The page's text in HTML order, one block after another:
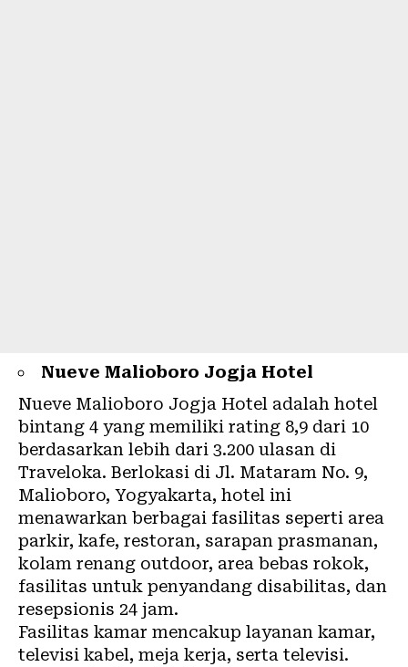
Nueve Malioboro Jogja Hotel
Nueve Malioboro Jogja Hotel adalah hotel
bintang 4 yang memiliki rating 8,9 dari 10
berdasarkan lebih dari 3.200 ulasan di
Traveloka. Berlokasi di Jl. Mataram No. 9,
Malioboro, Yogyakarta, hotel ini
menawarkan berbagai fasilitas seperti area
parkir, kafe, restoran, sarapan prasmanan,
kolam renang outdoor, area bebas rokok,
fasilitas untuk penyandang disabilitas, dan
resepsionis 24 jam.
Fasilitas kamar mencakup layanan kamar,
televisi kabel, meja kerja, serta televisi.